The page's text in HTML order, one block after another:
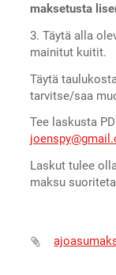
maksetusta
3. Täytä alla
mainitut kuitit.
Täytä
tarvitse/saa
Tee laskusta
Laskut tulee
maksu